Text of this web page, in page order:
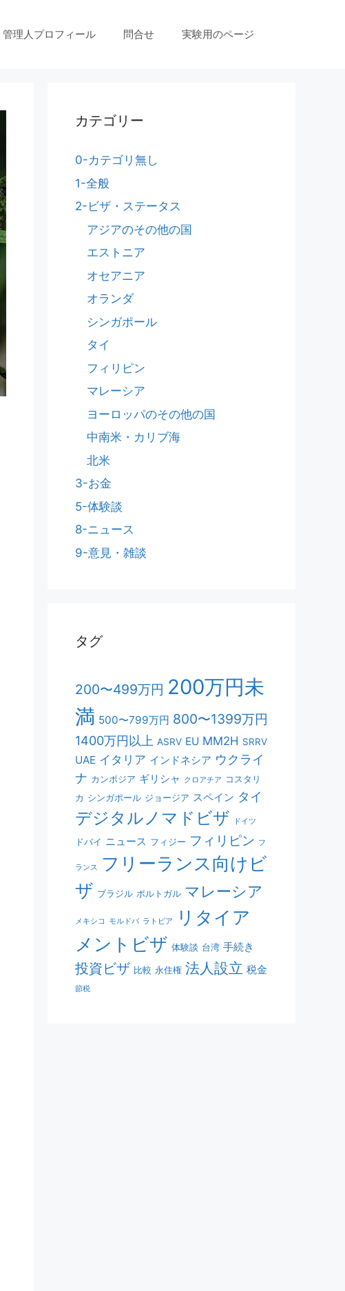
管理人プロフィール 問合せ 実験用のページ
カテゴリー
0-カテゴリ無し
1-全般
2-ビザ・ステータス
アジアのその他の国
エストニア
オセアニア
オランダ
シンガポール
タイ
フィリピン
マレーシア
ヨーロッパのその他の国
中南米・カリブ海
北米
3-お金
5-体験談
8-ニュース
9-意見・雑談
タグ
200〜499万円 200万円未
満 500〜799万円 800〜1399万円
1400万円以上 ASRV EU MM2H SRRV
UAE イタリア インドネシア ウクライ
ナ カンボジア ギリシャ クロアチア
コスタリ
カ シンガポール ジョージア スペイン タイ
デジタルノマドビザ ドイツ
ドバイ ニュース フィジー フィリピン フ
ランス
フリーランス向けビ
ザ ブラジル ポルトガル マレーシア
メキシコ モルドバ ラトビア
リタイア
メントビザ 体験談 台湾 手続き
投資ビザ 比較 永住権 法人設立 税金
節税